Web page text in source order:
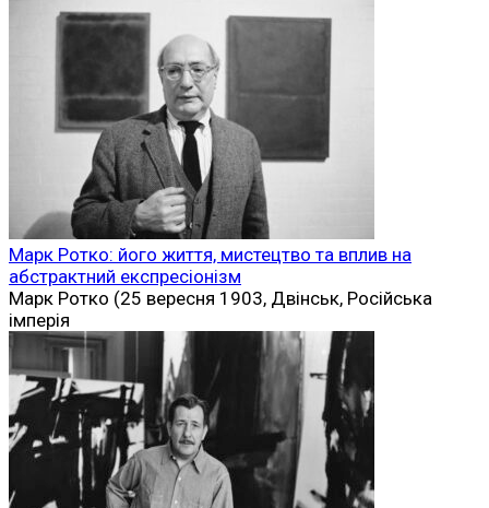
Марк Ротко: його життя, мистецтво та вплив на
абстрактний експресіонізм
Марк Ротко (25 вересня 1903, Двінськ, Російська
імперія